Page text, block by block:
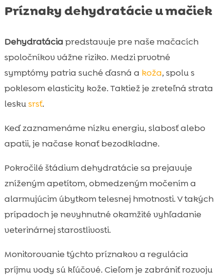
Príznaky dehydratácie u mačiek
Dehydratácia predstavuje pre naše mačacích
spoločníkov vážne riziko. Medzi prvotné
symptómy patria suché ďasná a koža, spolu s
poklesom elasticity kože. Taktiež je zreteľná strata
leskusrsť.
Keď zaznamenáme nízku energiu, slabosť alebo
apatii, je načase konať bezodkladne.
Pokročilé štádium dehydratácie sa prejavuje
zníženým apetítom, obmedzeným močením a
alarmujúcim úbytkom telesnej hmotnosti. V takých
prípadoch je nevyhnutné okamžité vyhľadanie
veterinárnej starostlivosti.
Monitorovanie týchto príznakov a regulácia
príjmu vody sú kľúčové. Cieľom je zabrániť rozvoju